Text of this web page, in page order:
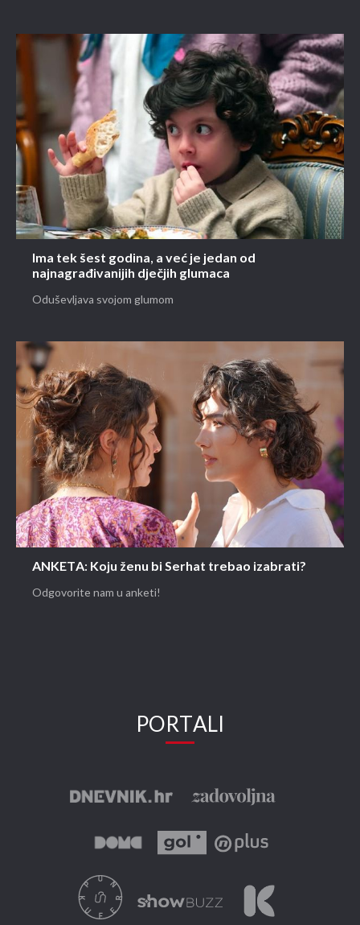
Ima tek šest godina, a već je jedan od
najnagrađivanijih dječjih glumaca
Oduševljava svojom glumom
ANKETA: Koju ženu bi Serhat trebao izabrati?
Odgovorite nam u anketi!
PORTALI